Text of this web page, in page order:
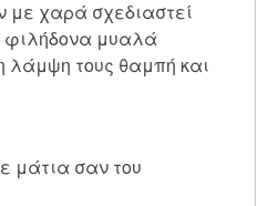
με χαρά σχεδιαστεί
φιλήδονα μυαλά
λάμψη τους θαμπή και
μάτια σαν του